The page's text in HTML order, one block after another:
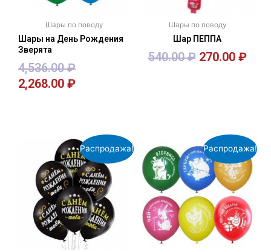
Шары по поводу
Шары на День Рождения
Зверята
4,536.00₽
2,268.00 ₽
Шары по поводу
Шар ПЕППА
540.00₽ 270.00 ₽
Распродажа! Распродажа!